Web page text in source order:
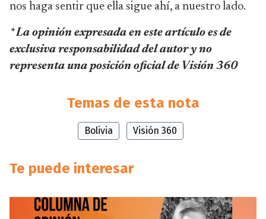
nos haga sentir que ella sigue ahí, a nuestro lado.
* La opinión expresada en este artículo es de
exclusiva responsabilidad del autor y no
representa una posición oficial de Visión 360
Temas de esta nota
Bolivia Visión 360
Te puede interesar